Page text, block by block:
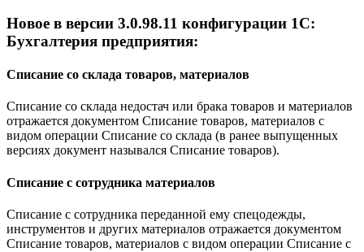
Новое в версии 3.0.98.11 конфигурации 1С:
Бухгалтерия предприятия:
Списание со склада товаров, материалов
Списание со склада недостач или брака товаров и материалов
отражается документом Списание товаров, материалов с
видом операции Списание со склада (в ранее выпущенных
версиях документ назывался Списание товаров).
Списание с сотрудника материалов
Списание с сотрудника переданной ему спецодежды,
инструментов и других материалов отражается документом
Списание товаров, материалов с видом операции Списание с